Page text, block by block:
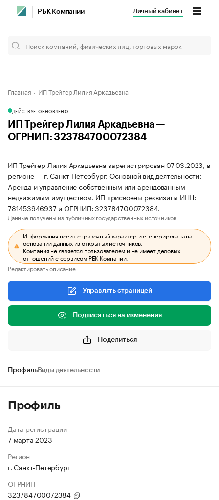
РБК Компании Личный кабинет
Главная ИП Трейгер Лилия Аркадьевна
ДЕЙСТВУЕТОБНОВЛЕНО
ИП Трейгер Лилия Аркадьевна —
ОГРНИП: 323784700072384
ИП Трейгер Лилия Аркадьевна зарегистрирован 07.03.2023, в
регионе — г. Санкт-Петербург. Основной вид деятельности:
Аренда и управление собственным или арендованным
недвижимым имуществом. ИП присвоены реквизиты ИНН:
781453946937 и ОГРНИП: 323784700072384.
Данные получены из публичных государственных источников.
Информация носит справочный характер и сгенерирована на
основании данных из открытых источников.
Компания не является пользователем и не имеет деловых
отношений с сервисом РБК Компании.
Редактировать описание
Управлять страницей
Подписаться на изменения
Поделиться
ПрофильВиды деятельности
Профиль
Дата регистрации
7 марта 2023
Регион
г. Санкт-Петербург
ОГРНИП
323784700072384